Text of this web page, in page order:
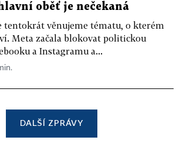
oběť je nečekaná
tentokrát věnujeme tématu, o kterém
Meta začala blokovat politickou
a Instagramu a...
DALŠÍ ZPRÁVY